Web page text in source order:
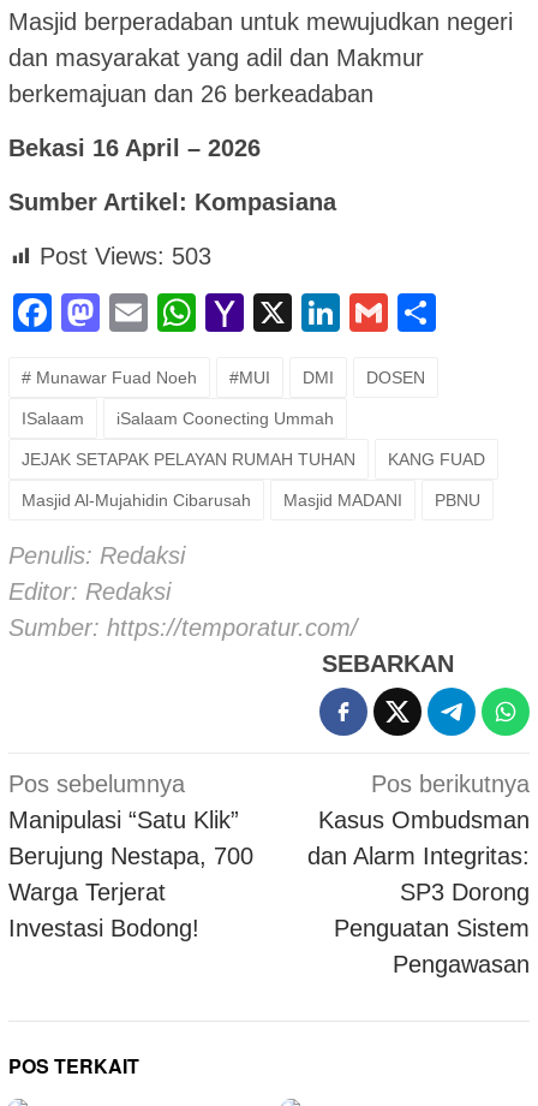
Masjid berperadaban untuk mewujudkan negeri
dan masyarakat yang adil dan Makmur
berkemajuan dan 26 berkeadaban
Bekasi 16 April – 2026
Sumber Artikel: Kompasiana
Post Views: 503
Facebook
Mastodon
EmailWhatsApp
Yahoo
X LinkedIn
Gmail
# Munawar Fuad Noeh #MUI DMI DOSEN
ISalaam iSalaam Coonecting Ummah
JEJAK SETAPAK PELAYAN RUMAH TUHAN KANG FUAD
Masjid Al-Mujahidin Cibarusah Masjid MADANI PBNU
Penulis: Redaksi
Editor: Redaksi
Sumber: https://temporatur.com/
SEBARKAN
Navigasi
pos
Pos sebelumnya
Manipulasi “Satu Klik”
Berujung Nestapa, 700
Warga Terjerat
Investasi Bodong!
Pos berikutnya
Kasus Ombudsman
dan Alarm Integritas:
SP3 Dorong
Penguatan Sistem
Pengawasan
POS TERKAIT